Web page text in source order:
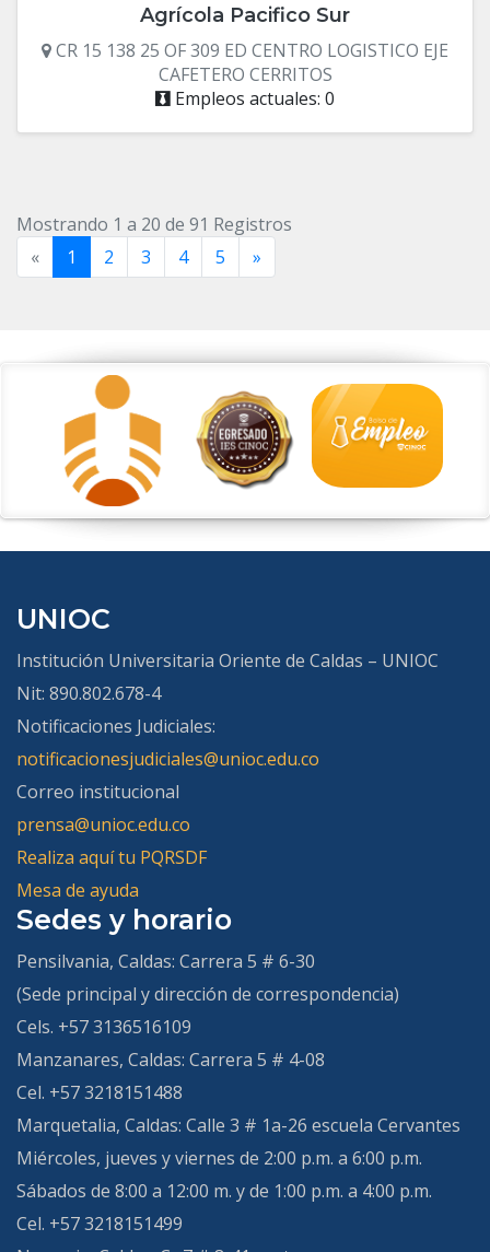
Agrícola Pacifico Sur
CR 15 138 25 OF 309 ED CENTRO LOGISTICO EJE
CAFETERO CERRITOS
Empleos actuales: 0
Mostrando 1 a 20 de 91 Registros
«
1 2 3 4 5 »
UNIOC
Institución Universitaria Oriente de Caldas – UNIOC
Nit: 890.802.678-4
Notificaciones Judiciales:
notificacionesjudiciales@unioc.edu.co
Correo institucional
prensa@unioc.edu.co
Realiza aquí tu PQRSDF
Mesa de ayuda
Sedes y horario
Pensilvania, Caldas: Carrera 5 # 6-30
(Sede principal y dirección de correspondencia)
Cels. +57 3136516109
Manzanares, Caldas: Carrera 5 # 4-08
Cel. +57 3218151488
Marquetalia, Caldas: Calle 3 # 1a-26 escuela Cervantes
Miércoles, jueves y viernes de 2:00 p.m. a 6:00 p.m.
Sábados de 8:00 a 12:00 m. y de 1:00 p.m. a 4:00 p.m.
Cel. +57 3218151499